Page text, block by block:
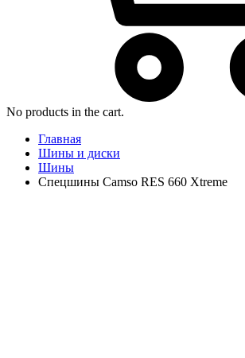
No products in the cart.
Главная
Шины и диски
Шины
Спецшины Camso RES 660 Xtreme